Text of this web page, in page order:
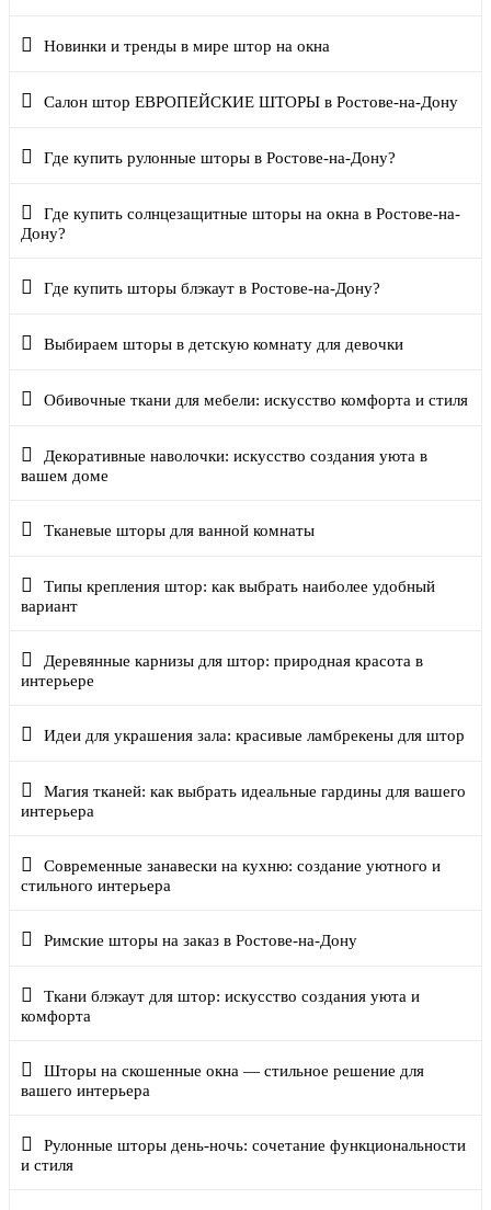
Новинки и тренды в мире штор на окна
Салон штор ЕВРОПЕЙСКИЕ ШТОРЫ в Ростове-на-Дону
Где купить рулонные шторы в Ростове-на-Дону?
Где купить солнцезащитные шторы на окна в Ростове-на-
Дону?
Где купить шторы блэкаут в Ростове-на-Дону?
Выбираем шторы в детскую комнату для девочки
Обивочные ткани для мебели: искусство комфорта и стиля
Декоративные наволочки: искусство создания уюта в
вашем доме
Тканевые шторы для ванной комнаты
Типы крепления штор: как выбрать наиболее удобный
вариант
Деревянные карнизы для штор: природная красота в
интерьере
Идеи для украшения зала: красивые ламбрекены для штор
Магия тканей: как выбрать идеальные гардины для вашего
интерьера
Современные занавески на кухню: создание уютного и
стильного интерьера
Римские шторы на заказ в Ростове-на-Дону
Ткани блэкаут для штор: искусство создания уюта и
комфорта
Шторы на скошенные окна — стильное решение для
вашего интерьера
Рулонные шторы день-ночь: сочетание функциональности
и стиля